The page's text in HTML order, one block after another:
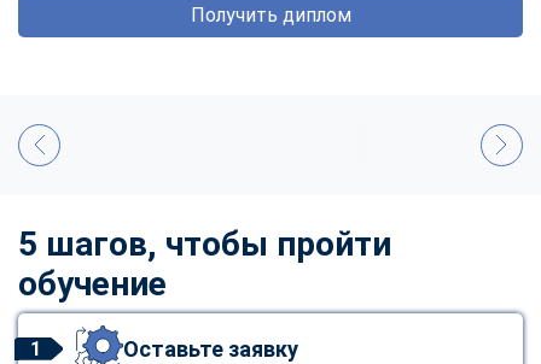
Получить диплом
5 шагов, чтобы пройти
обучение
1 Оставьте заявку